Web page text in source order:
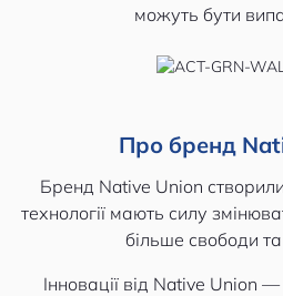
можуть бути
Про бренд
Бренд Native Union
технології мають силу
більше свободи та
Інновації від Native Union